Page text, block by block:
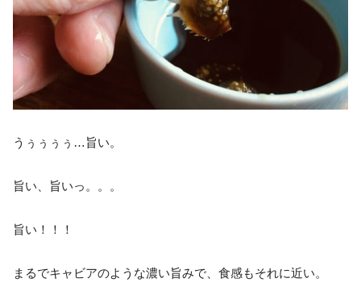
うぅぅぅぅ…旨い。
旨い、旨いっ。。。
旨い！！！
まるでキャビアのような濃い旨みで、食感もそれに近い。